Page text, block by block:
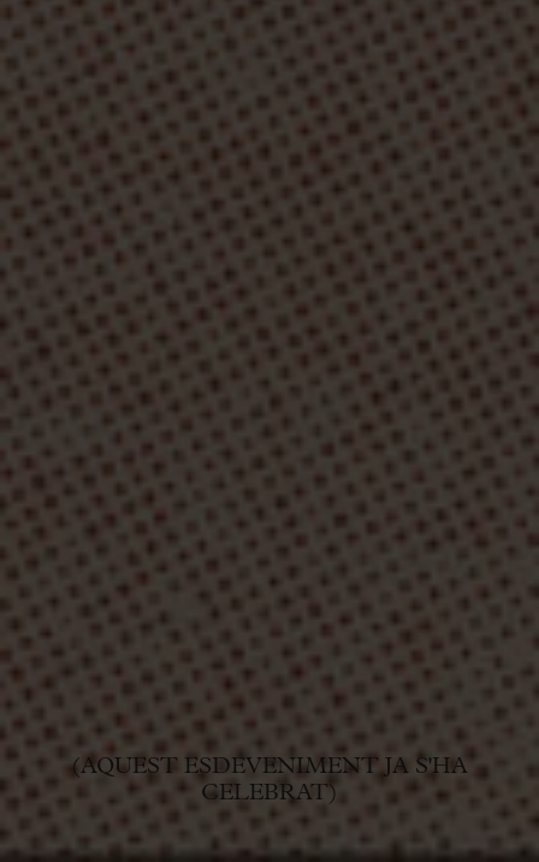
(AQUEST ESDEVENIMENT JA S'HA
CELEBRAT)